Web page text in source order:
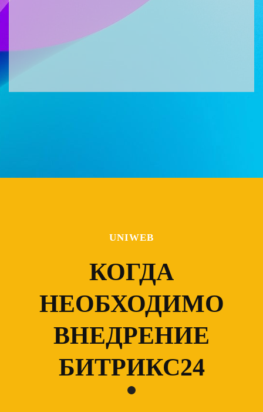
UNIWEB
КОГДА
НЕОБХОДИМО
ВНЕДРЕНИЕ
БИТРИКС24